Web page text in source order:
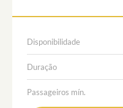
Disponibilidade
Duração
Passageiros mín.